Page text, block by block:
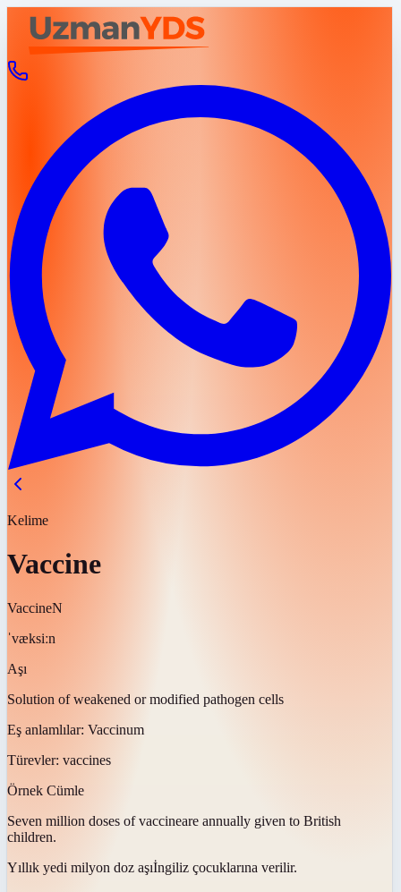
Kelime
Vaccine
VaccineN
ˈvæksiːn
Aşı
Solution of weakened or modified pathogen cells
Eş anlamlılar: Vaccinum
Türevler: vaccines
Örnek Cümle
Seven million doses of vaccineare annually given to British
children.
Yıllık yedi milyon doz aşıİngiliz çocuklarına verilir.